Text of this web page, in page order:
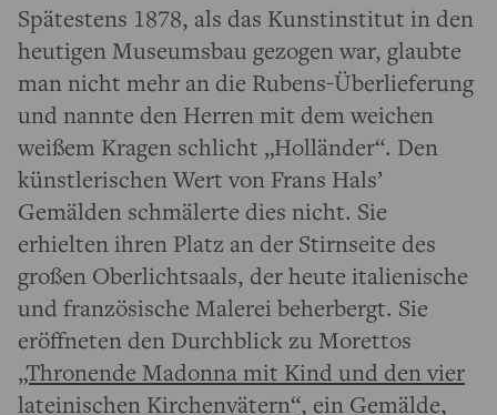
Spätestens 1878, als das Kunstinstitut in den
heutigen Museumsbau gezogen war, glaubte
man nicht mehr an die Rubens-Überlieferung
und nannte den Herren mit dem weichen
weißem Kragen schlicht „Holländer“. Den
künstlerischen Wert von Frans Hals’
Gemälden schmälerte dies nicht. Sie
erhielten ihren Platz an der Stirnseite des
großen Oberlichtsaals, der heute italienische
und französische Malerei beherbergt. Sie
eröffneten den Durchblick zu Morettos
„Thronende Madonna mit Kind und den vier
lateinischen Kirchenvätern“, ein Gemälde,